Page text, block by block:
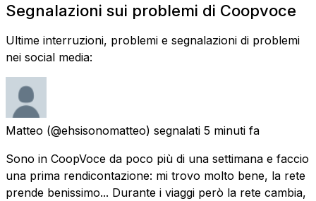
Segnalazioni sui problemi di Coopvoce
Ultime interruzioni, problemi e segnalazioni di problemi
nei social media:
Matteo (@ehsisonomatteo) segnalati 5 minuti fa
Sono in CoopVoce da poco più di una settimana e faccio
una prima rendicontazione: mi trovo molto bene, la rete
prende benissimo... Durante i viaggi però la rete cambia,